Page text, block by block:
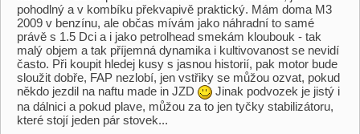
pohodlný a v kombíku překvapivě praktický. Mám doma M3
2009 v benzínu, ale občas mívám jako náhradní to samé
právě s 1.5 Dci a i jako petrolhead smekám kloubouk - tak
malý objem a tak příjemná dynamika i kultivovanost se nevidí
často. Při koupit hledej kusy s jasnou historií, pak motor bude
sloužit dobře, FAP nezlobí, jen vstřiky se můžou ozvat, pokud
někdo jezdil na naftu made in JZD
Jinak podvozek je jistý i
na dálnici a pokud plave, můžou za to jen tyčky stabilizátoru,
které stojí jeden pár stovek...